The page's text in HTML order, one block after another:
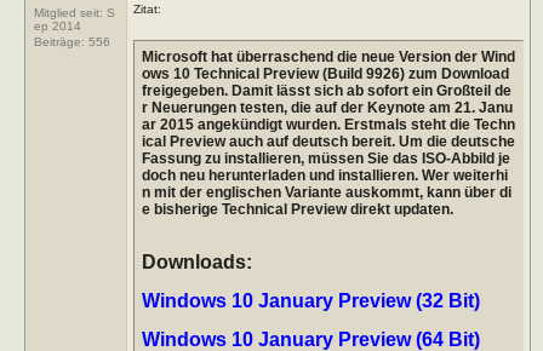
Mitglied seit: S
ep 2014
Beiträge: 556
Zitat:
Microsoft hat überraschend die neue Version der Wind
ows 10 Technical Preview (Build 9926) zum Download
freigegeben. Damit lässt sich ab sofort ein Großteil de
r Neuerungen testen, die auf der Keynote am 21. Janu
ar 2015 angekündigt wurden. Erstmals steht die Techn
ical Preview auch auf deutsch bereit. Um die deutsche
Fassung zu installieren, müssen Sie das ISO-Abbild je
doch neu herunterladen und installieren. Wer weiterhi
n mit der englischen Variante auskommt, kann über di
e bisherige Technical Preview direkt updaten.
Downloads:
Windows 10 January Preview (32 Bit)
Windows 10 January Preview (64 Bit)